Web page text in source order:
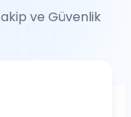
ve Güvenlik